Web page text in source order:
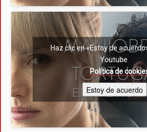
Haz clic en «Estoy de
Youtube
Política de
Estoy de acuerdo